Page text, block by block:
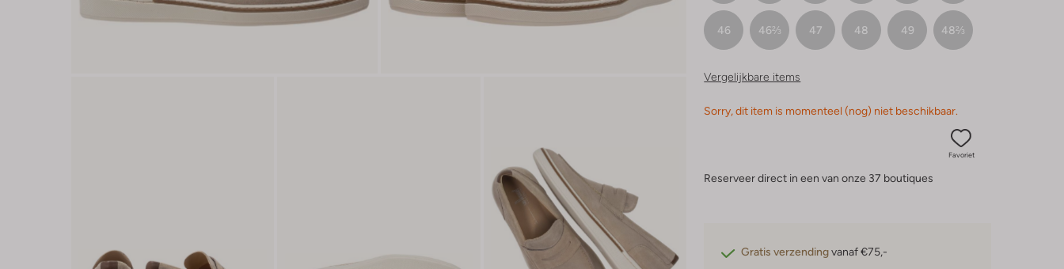
46 46⅔ 47 48 49 48⅔
Vergelijkbare items
Sorry, dit item is momenteel (nog) niet beschikbaar.
Favoriet
Reserveer direct in een van onze 37 boutiques
Gratis verzendingvanaf €75,-